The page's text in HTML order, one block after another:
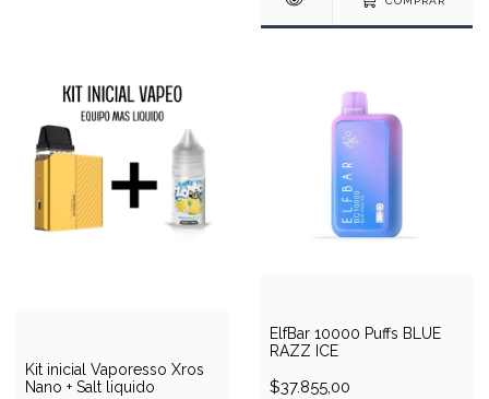
Kit inicial Vaporesso Xros
Nano + Salt liquido
ElfBar 10000 Puffs BLUE
RAZZ ICE
$37.855,00